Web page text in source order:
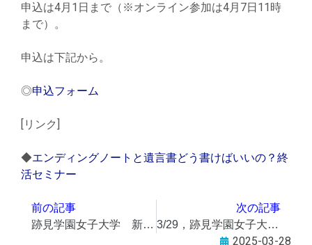
申込は4月1日まで（※オンライン参加は4月7日11時
まで）。
申込は下記から。
◎申込フォーム
[リンク]
◆エンディングノートと遺言書どう書けばいいの？終
活セミナー
前の記事
跡見学園女子大学 新座キャンパスで「桜まつり」 3/29に
次の記事
3/29，跡見学園女子大学・新座キャンパスで桜まつり
2025-03-28